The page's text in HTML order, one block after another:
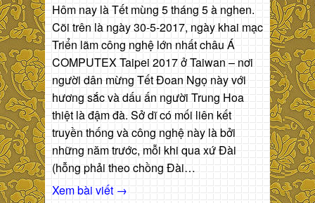
Hôm nay là Tết mùng 5 tháng 5 à nghen.
Cõi trên là ngày 30-5-2017, ngày khai mạc
Triển lãm công nghệ lớn nhất châu Á
COMPUTEX Taipei 2017 ở Taiwan – nơi
người dân mừng Tết Đoan Ngọ này với
hương sắc và dấu ấn người Trung Hoa
thiệt là đậm đà. Sở dĩ có mối liên kết
truyền thống và công nghệ này là bởi
những năm trước, mỗi khi qua xứ Đài
(hỗng phải theo chồng Đài…
Xem bài viết →